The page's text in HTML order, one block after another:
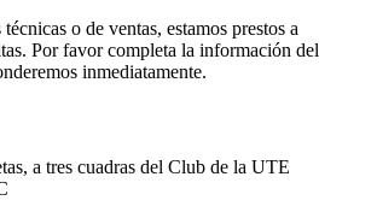
o de ventas, estamos prestos a
Por favor completa la información del
inmediatamente.
a tres cuadras del Club de la UTE